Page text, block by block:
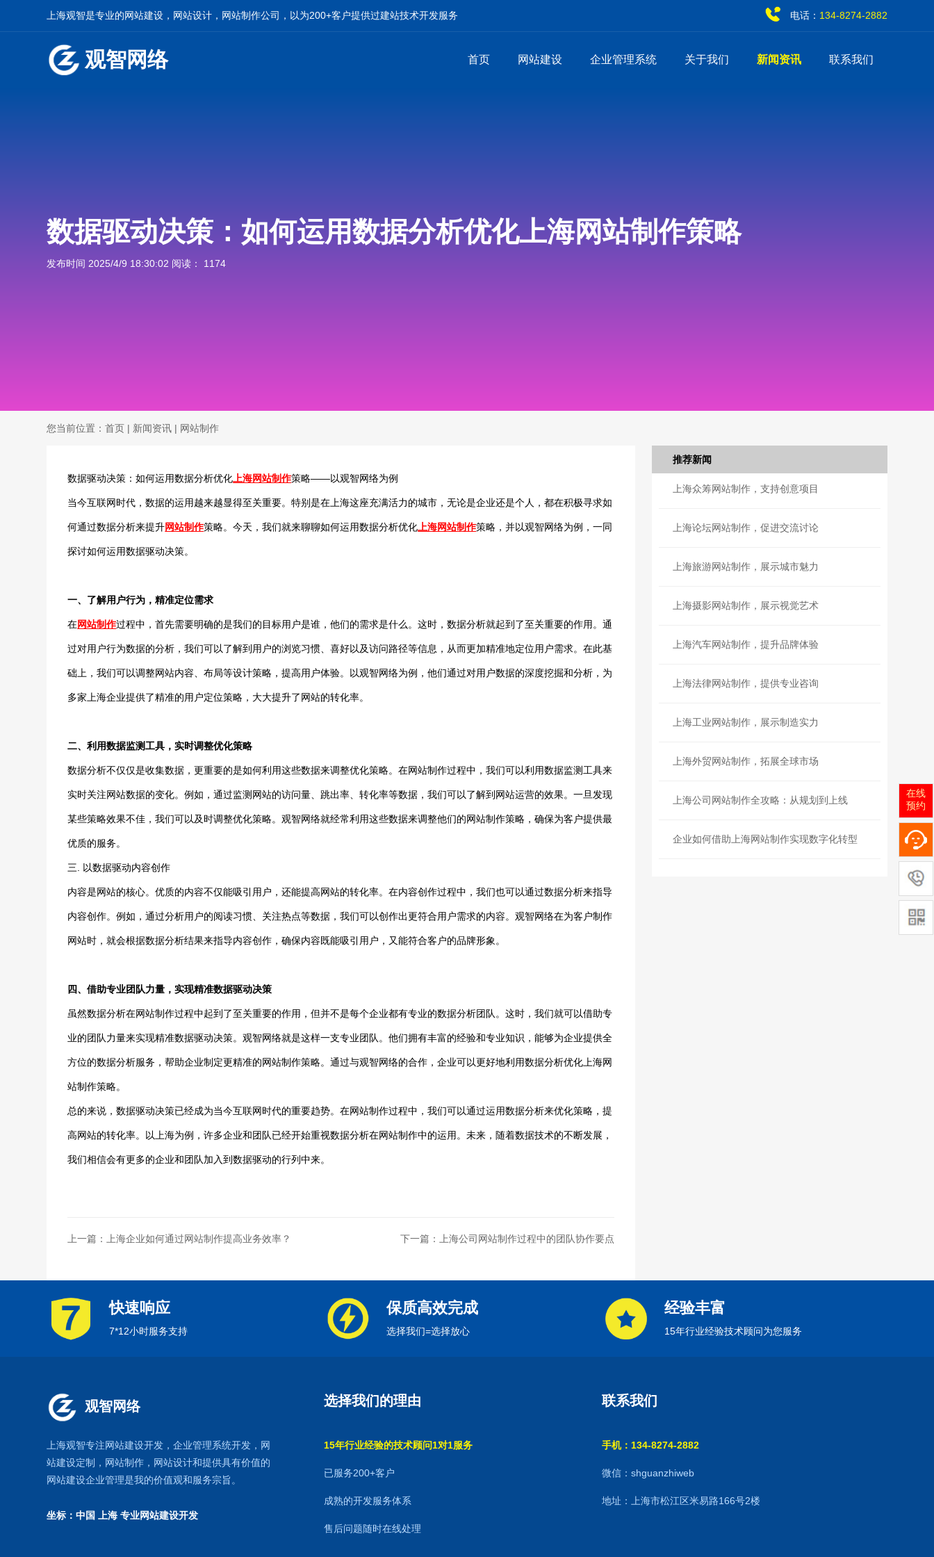
上海观智是专业的网站建设，网站设计，网站制作公司，以为200+客户提供过建站技术开发服务 134-8274-2882
电话：
观智网络 首页 网站建设 企业管理系统 关于我们 新闻资讯 联系我们
数据驱动决策：如何运用数据分析优化上海网站制作策略
发布时间 2025/4/9 18:30:02 阅读： 1174
您当前位置：首页 | 新闻资讯 | 网站制作
数据驱动决策：如何运用数据分析优化 上海网站制作策略——以观智网络为例
当今互联网时代，数据的运用越来越显得至关重要。特别是在上海这座充满活力的城市，无论是企业还是个人，都在积极寻求如
何通过数据分析来提升网站制作策略。今天，我们就来聊聊如何运用数据分析优化 上海网站制作策略，并以观智网络为例，一同
探讨如何运用数据驱动决策。
一、了解用户行为，精准定位需求
在网站制作过程中，首先需要明确的是我们的目标用户是谁，他们的需求是什么。这时，数据分析就起到了至关重要的作用。通
过对用户行为数据的分析，我们可以了解到用户的浏览习惯、喜好以及访问路径等信息，从而更加精准地定位用户需求。在此基
础上，我们可以调整网站内容、布局等设计策略，提高用户体验。以观智网络为例，他们通过对用户数据的深度挖掘和分析，为
多家上海企业提供了精准的用户定位策略，大大提升了网站的转化率。
二、利用数据监测工具，实时调整优化策略
数据分析不仅仅是收集数据，更重要的是如何利用这些数据来调整优化策略。在网站制作过程中，我们可以利用数据监测工具来
实时关注网站数据的变化。例如，通过监测网站的访问量、跳出率、转化率等数据，我们可以了解到网站运营的效果。一旦发现
某些策略效果不佳，我们可以及时调整优化策略。观智网络就经常利用这些数据来调整他们的网站制作策略，确保为客户提供最
优质的服务。
三. 以数据驱动内容创作
内容是网站的核心。优质的内容不仅能吸引用户，还能提高网站的转化率。在内容创作过程中，我们也可以通过数据分析来指导
内容创作。例如，通过分析用户的阅读习惯、关注热点等数据，我们可以创作出更符合用户需求的内容。观智网络在为客户制作
网站时，就会根据数据分析结果来指导内容创作，确保内容既能吸引用户，又能符合客户的品牌形象。
四、借助专业团队力量，实现精准数据驱动决策
虽然数据分析在网站制作过程中起到了至关重要的作用，但并不是每个企业都有专业的数据分析团队。这时，我们就可以借助专
业的团队力量来实现精准数据驱动决策。观智网络就是这样一支专业团队。他们拥有丰富的经验和专业知识，能够为企业提供全
方位的数据分析服务，帮助企业制定更精准的网站制作策略。通过与观智网络的合作，企业可以更好地利用数据分析优化上海网
站制作策略。
总的来说，数据驱动决策已经成为当今互联网时代的重要趋势。在网站制作过程中，我们可以通过运用数据分析来优化策略，提
高网站的转化率。以上海为例，许多企业和团队已经开始重视数据分析在网站制作中的运用。未来，随着数据技术的不断发展，
我们相信会有更多的企业和团队加入到数据驱动的行列中来。
上一篇：上海企业如何通过网站制作提高业务效率？ 下一篇：上海公司网站制作过程中的团队协作要点
推荐新闻
上海众筹网站制作，支持创意项目
上海论坛网站制作，促进交流讨论
上海旅游网站制作，展示城市魅力
上海摄影网站制作，展示视觉艺术
上海汽车网站制作，提升品牌体验
上海法律网站制作，提供专业咨询
上海工业网站制作，展示制造实力
上海外贸网站制作，拓展全球市场
上海公司网站制作全攻略：从规划到上线
企业如何借助上海网站制作实现数字化转型
快速响应
7*12小时服务支持
保质高效完成
选择我们=选择放心
经验丰富
15年行业经验技术顾问为您服务
观智网络
上海观智专注网站建设开发 ，企业管理系统开发， 网
站建设定制 ， 网站制作 ， 网站设计和提供具有价值的
网站建设企业管理是我的价值观和服务宗旨。
坐标：中国 上海专业网站建设开发
选择我们的理由
15年行业经验的技术顾问1对1服务
已服务200+客户
成熟的开发服务体系
售后问题随时在线处理
联系我们
手机：134-8274-2882
微信：shguanzhiweb
地址：上海市松江区米易路166号2楼
在线
预约